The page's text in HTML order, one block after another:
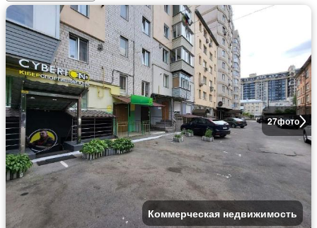
27фото
Коммерческая недвижимость